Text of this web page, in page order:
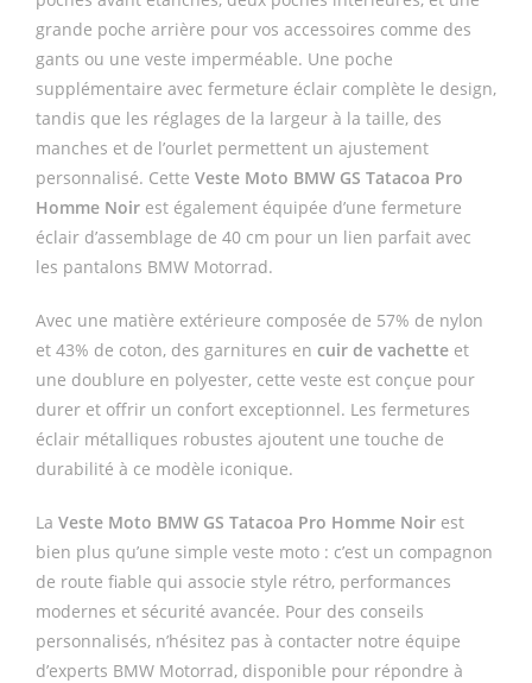
grande poche arrière pour vos accessoires comme des
gants ou une veste imperméable. Une poche
supplémentaire avec fermeture éclair complète le design,
tandis que les réglages de la largeur à la taille, des
manches et de l’ourlet permettent un ajustement
personnalisé. Cette Veste Moto BMW GS Tatacoa Pro
Homme Noir est également équipée d’une fermeture
éclair d’assemblage de 40 cm pour un lien parfait avec
les pantalons BMW Motorrad.
Avec une matière extérieure composée de 57% de nylon
et 43% de coton, des garnitures en cuir de vachette et
une doublure en polyester, cette veste est conçue pour
durer et offrir un confort exceptionnel. Les fermetures
éclair métalliques robustes ajoutent une touche de
durabilité à ce modèle iconique.
La Veste Moto BMW GS Tatacoa Pro Homme Noir est
bien plus qu’une simple veste moto : c’est un compagnon
de route fiable qui associe style rétro, performances
modernes et sécurité avancée. Pour des conseils
personnalisés, n’hésitez pas à contacter notre équipe
d’experts BMW Motorrad, disponible pour répondre à